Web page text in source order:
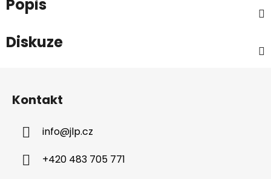
Popis
Diskuze
Kontakt
info@jlp.cz
+420 483 705 771